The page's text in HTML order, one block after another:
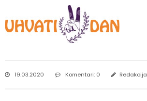
19.03.2020 Komentari: 0 Redakcija